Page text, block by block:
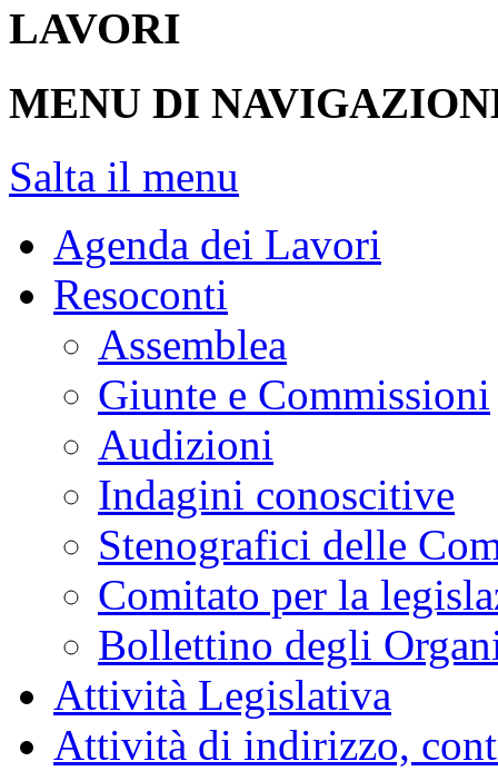
LAVORI
MENU DI
Salta il menu
Agenda dei Lavori
Resoconti
Assemblea
Giunte e Commissioni
Audizioni
Indagini conoscitive
Stenografici delle
Comitato per la
Bollettino degli
Attività Legislativa
Attività di indirizzo,